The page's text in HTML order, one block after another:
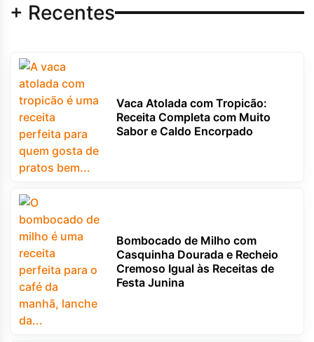
+ Recentes
Vaca Atolada com Tropicão:
Receita Completa com Muito
Sabor e Caldo Encorpado
Bombocado de Milho com
Casquinha Dourada e Recheio
Cremoso Igual às Receitas de
Festa Junina